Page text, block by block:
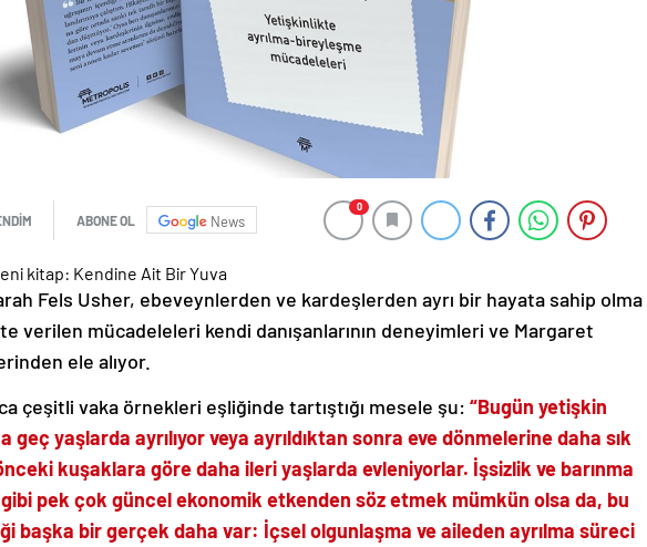
ABONE OL News
0
Fels Usher, ebeveynlerden ve kardeşlerden ayrı bir hayata sahip olma
verilen mücadeleleri kendi danışanlarının deneyimleri ve Margaret
ele alıyor.
çeşitli vaka örnekleri eşliğinde tartıştığı mesele şu: “Bugün yetişkin
geç yaşlarda ayrılıyor veya ayrıldıktan sonra eve dönmelerine daha sık
kuşaklara göre daha ileri yaşlarda evleniyorlar. İşsizlik ve barınma
gibi pek çok güncel ekonomik etkenden söz etmek mümkün olsa da, bu
başka bir gerçek daha var: İçsel olgunlaşma ve aileden ayrılma süreci